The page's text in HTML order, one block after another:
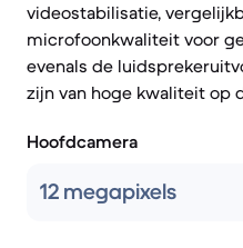
videostabilisatie,
microfoonkwaliteit voor
evenals de
zijn van hoge kwaliteit op
Hoofdcamera
12 megapixels